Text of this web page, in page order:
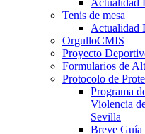
Actualidad
Tenis de mesa
Actualidad
OrgulloCMIS
Proyecto
Formularios de
Protocolo de
Programa
Violencia
Sevilla
Breve Guía